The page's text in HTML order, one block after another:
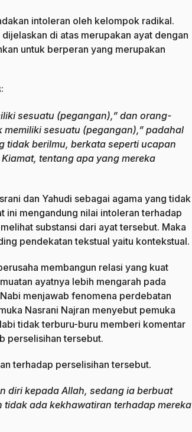
intoleran oleh kelompok radikal.
di atas merupakan ayat dengan
untuk berperan yang merupakan
sesuatu (pegangan),” dan orang-
sesuatu (pegangan),” padahal
tidak berilmu, berkata seperti ucapan
tentang apa yang mereka
dan Yahudi sebagai agama yang tidak
ini mengandung nilai intoleran terhadap
substansi dari ayat tersebut. Maka
pendekatan tekstual yaitu kontekstual.
membangun relasi yang kuat
ayatnya lebih mengarah pada
menjawab fenomena perdebatan
Nasrani Najran menyebut pemuka
tidak terburu-buru memberi komentar
perselisihan tersebut.
terhadap perselisihan tersebut.
diri kepada Allah, sedang ia berbuat
ada kekhawatiran terhadap mereka